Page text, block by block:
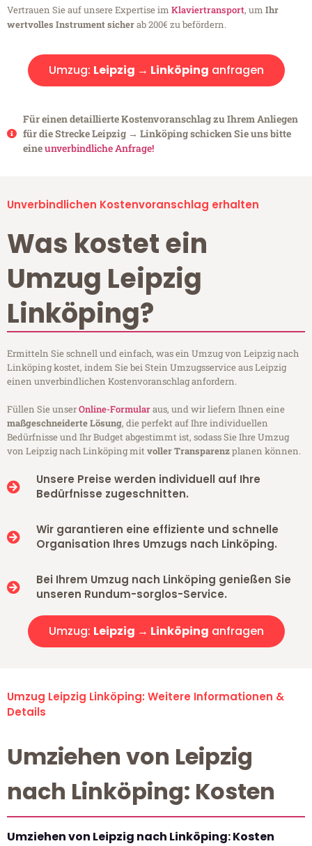
Vertrauen Sie auf unsere Expertise im Klaviertransport, um Ihr
wertvolles Instrument sicherab 200€ zu befördern.
Umzug: Leipzig → Linköping anfragen
Für einen detaillierte Kostenvoranschlag zu Ihrem Anliegen
für die Strecke Leipzig → Linköping schicken Sie uns bitte
eineunverbindliche Anfrage!
Unverbindlichen Kostenvoranschlag erhalten
Was kostet ein
Umzug Leipzig
Linköping?
Ermitteln Sie schnell und einfach, was ein Umzug von Leipzig nach
Linköping kostet, indem Sie bei Stein Umzugsservice aus Leipzig
einen unverbindlichen Kostenvoranschlag anfordern.
Füllen Sie unserOnline-Formularaus, und wir liefern Ihnen eine
maßgeschneiderte Lösung, die perfekt auf Ihre individuellen
Bedürfnisse und Ihr Budget abgestimmt ist, sodass Sie Ihre Umzug
von Leipzig nach Linköping mitvoller Transparenzplanen können.
Unsere Preise werden individuell auf Ihre
Bedürfnisse zugeschnitten.
Wir garantieren eine effiziente und schnelle
Organisation Ihres Umzugs nach Linköping.
Bei Ihrem Umzug nach Linköping genießen Sie
unseren Rundum-sorglos-Service.
Umzug: Leipzig → Linköping anfragen
Umzug Leipzig Linköping: Weitere Informationen &
Details
Umziehen von Leipzig
nach Linköping: Kosten
Umziehen von Leipzig nach Linköping: Kosten